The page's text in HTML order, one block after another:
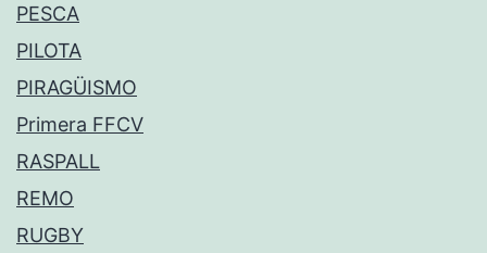
PESCA
PILOTA
PIRAGÜISMO
Primera FFCV
RASPALL
REMO
RUGBY